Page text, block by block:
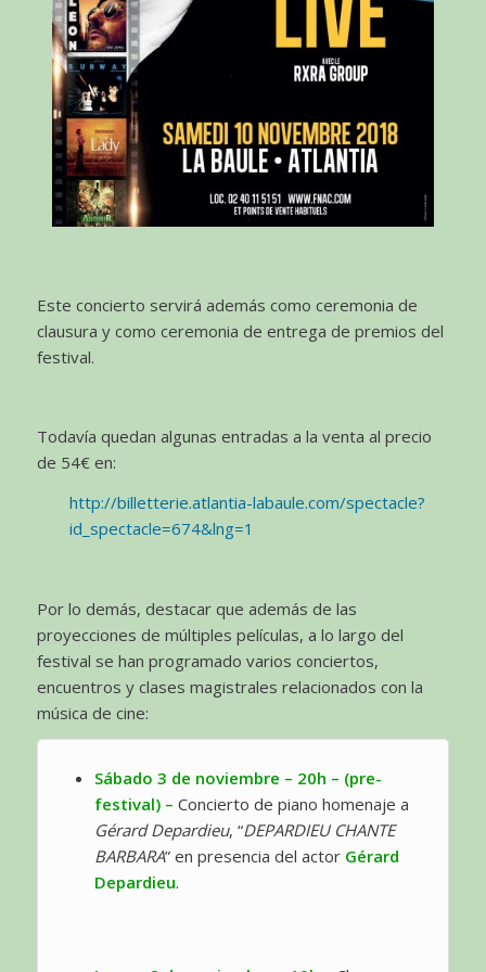
Este concierto servirá además como ceremonia de
clausura y como ceremonia de entrega de premios del
festival.
Todavía quedan algunas entradas a la venta al precio
de 54€ en:
http://billetterie.atlantia-labaule.com/spectacle?
id_spectacle=674&lng=1
Por lo demás, destacar que además de las
proyecciones de múltiples películas, a lo largo del
festival se han programado varios conciertos,
encuentros y clases magistrales relacionados con la
música de cine:
Sábado 3 de noviembre – 20h – (pre-
festival) – Concierto de piano homenaje a
Gérard Depardieu, “DEPARDIEU CHANTE
BARBARA” en presencia del actor Gérard
Depardieu.